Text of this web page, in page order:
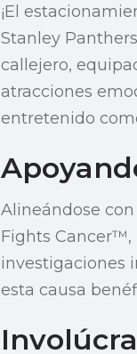
¡El
Stanley
callejero,
atracciones
entretenido
Alineándose
Fights Cancer™,
investigaciones
esta causa